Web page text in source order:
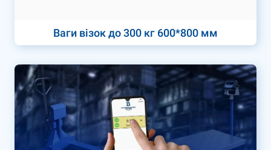
Ваги візок до 300 кг 600*800 мм